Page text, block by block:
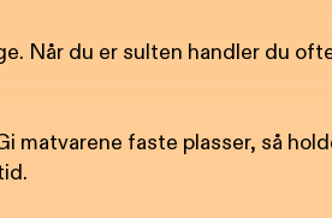
Når du er sulten handler du
matvarene faste plasser, så